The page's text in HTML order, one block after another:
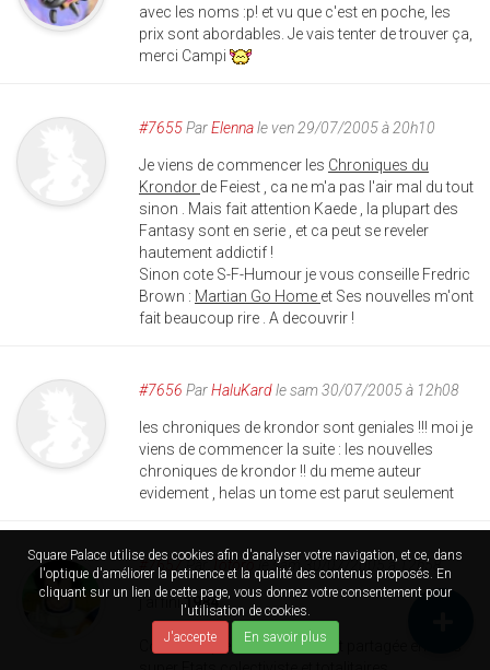
Square Palace utilise des cookies afin d'analyser votre navigation, et ce, dans
l'optique d'améliorer la petinence et la qualité des contenus proposés. En
cliquant sur un lien de cette page, vous donnez votre consentement pour
l'utilisation de cookies.
J'accepte
En savoir plus
avec les noms :p! et vu que c'est en poche, les
prix sont abordables. Je vais tenter de trouver ça,
merci Campi
#7655ParElennale ven 29/07/2005 à 20h10
Je viens de commencer les Chroniques du
Krondor de Feiest , ca ne m'a pas l'air mal du tout
sinon . Mais fait attention Kaede , la plupart des
Fantasy sont en serie , et ca peut se reveler
hautement addictif !
Sinon cote S-F-Humour je vous conseille Fredric
Brown : Martian Go Home et Ses nouvelles m'ont
fait beaucoup rire . A decouvrir !
#7656 ParHaluKardle sam 30/07/2005 à 12h08
les chroniques de krondor sont geniales !!! moi je
viens de commencer la suite : les nouvelles
chroniques de krondor !! du meme auteur
evidement , helas un tome est parut seulement
#7657ParTotorole sam 30/07/2005 à 12h58
j'ai fini1984...
Contre utopie où le monde est partagée en trois